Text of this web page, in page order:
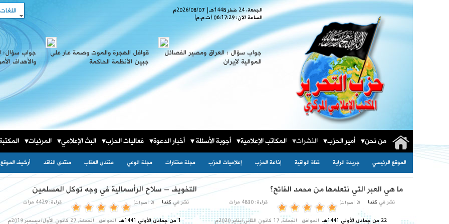
الجمعة، 24 صَفر 1448 هـ 2026/08/07م
الساعة الان:06:17:30 (ت.م.م)
اللغات
جواب سؤال : العراق ومصير الفصائل
الموالية لإيران
قوافل الهجرة والموت وصمة عار على
جبين الأنظمة الحاكمة
جواب سؤال:
والأهداف
من نحن أمير الحزب النشرات المكاتب الإعلامية أجوبة الأسئلة أخبار الدعوة فعاليات الحزب البث الإعلامي المرئيات
الموقع الرئيسي جريدة الراية قناة الواقية إذاعة الحزب إعلاميات الحزب مجلة مختارات مجلة الوعي منتدى العقاب منتدى الناقد أرشيف الموقع
ما هي العبر التي نتعلمها من محمد الفاتح؟
نشر في كندا (2 أصوات) قراءة: 4830 مرات
22 من جمادى الأولى 1441هـ الموافق الجمعة, 17 كانون الثاني/يناير 2020م
التخويف – سلاح الرأسمالية في وجه توكل المسلمين
نشر في كندا (2 أصوات) قراءة: 4429 مرات
1 من جمادى الأولى 1441هـ الموافق الجمعة, 27 كانون الأول/ديسمبر 2019م